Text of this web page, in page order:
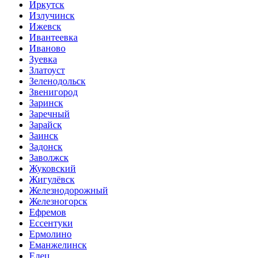
Иркутск
Излучинск
Ижевск
Ивантеевка
Иваново
Зуевка
Златоуст
Зеленодольск
Звенигород
Заринск
Заречный
Зарайск
Заинск
Задонск
Заволжск
Жуковский
Жигулёвск
Железнодорожный
Железногорск
Ефремов
Ессентуки
Ермолино
Еманжелинск
Елец